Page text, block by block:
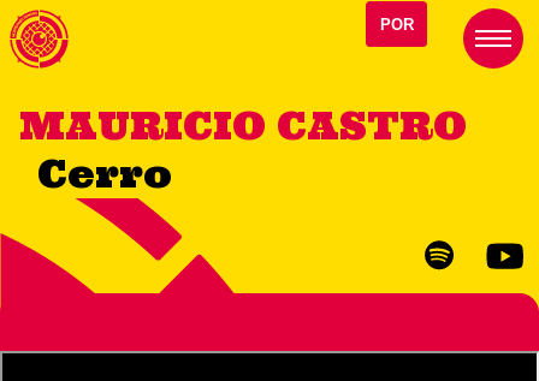
POR
MAURICIO CASTRO
Cerro